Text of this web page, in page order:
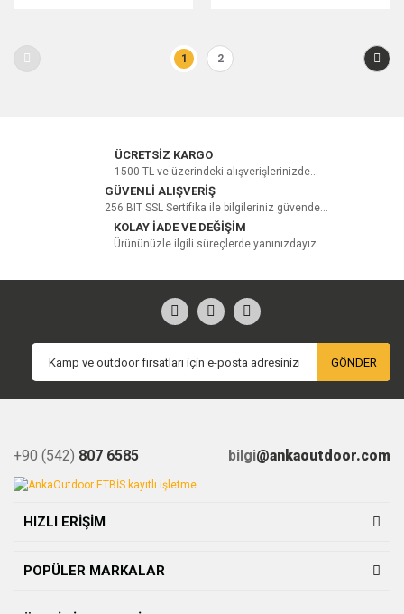
1 2
ÜCRETSİZ KARGO
1500 TL ve üzerindeki alışverişlerinizde...
GÜVENLİ ALIŞVERİŞ
256 BIT SSL Sertifika ile bilgileriniz güvende...
KOLAY İADE VE DEĞİŞİM
Ürününüzle ilgili süreçlerde yanınızdayız.
GÖNDER
+90 (542) 807 6585 bilgi@ankaoutdoor.com
HIZLI ERİŞİM
POPÜLER MARKALAR